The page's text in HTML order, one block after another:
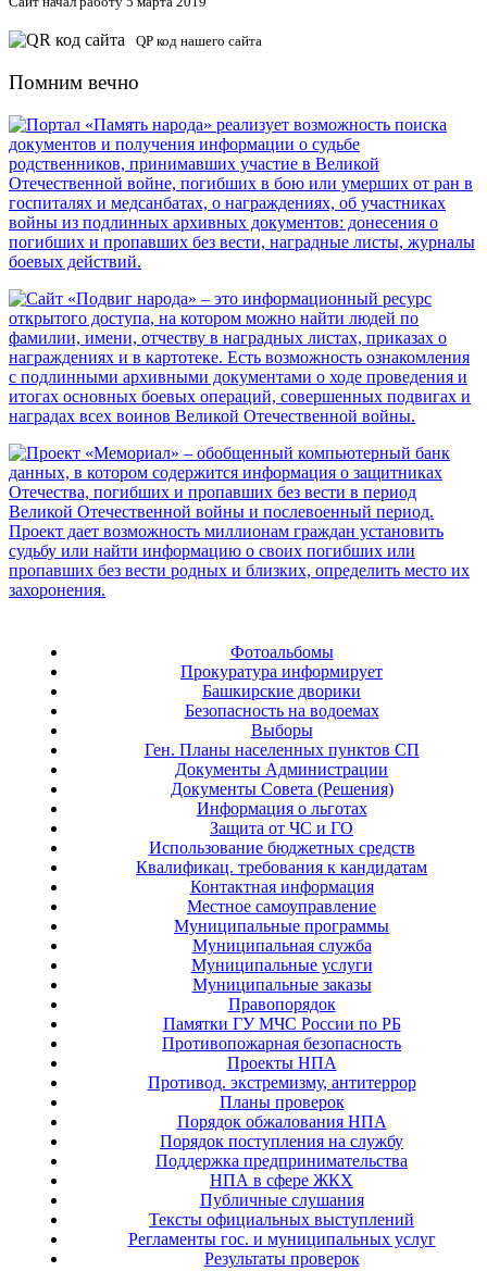
QP код нашего сайта
Помним вечно
Фотоальбомы
Прокуратура информирует
Башкирские дворики
Безопасность на водоемах
Выборы
Ген. Планы населенных пунктов СП
Документы Администрации
Документы Совета (Решения)
Информация о льготах
Защита от ЧС и ГО
Использование бюджетных средств
Квалификац. требования к кандидатам
Контактная информация
Местное самоуправление
Муниципальные программы
Муниципальная служба
Муниципальные услуги
Муниципальные заказы
Правопорядок
Памятки ГУ МЧС России по РБ
Противопожарная безопасность
Проекты НПА
Противод. экстремизму, антитеррор
Планы проверок
Порядок обжалования НПА
Порядок поступления на службу
Поддержка предпринимательства
НПА в сфере ЖКХ
Публичные слушания
Тексты официальных выступлений
Регламенты гос. и муниципальных услуг
Результаты проверок